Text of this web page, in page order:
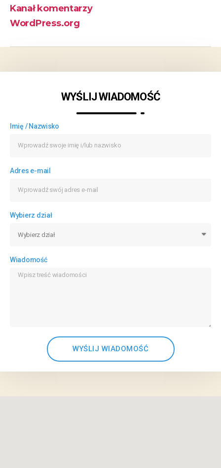
Kanał komentarzy
WordPress.org
WYŚLIJ WIADOMOŚĆ
Imię / Nazwisko
Adres e-mail
Wybierz dział
Wiadomość
WYŚLIJ WIADOMOŚĆ